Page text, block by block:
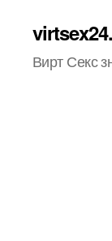
Вирт Секс